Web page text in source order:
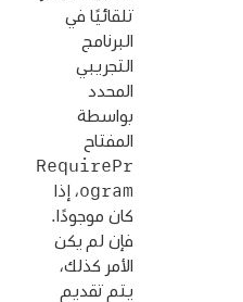
تلقائيًا في
البرنامج
التجريبي
المحدد
بواسطة
المفتاح
RequirePr
ogram، إذا
كان موجودًا.
فإن لم يكن
الأمر كذلك،
يتم تقديم